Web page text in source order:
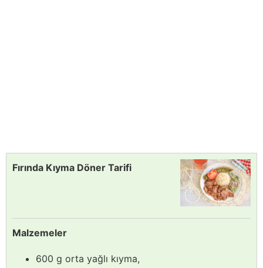
Fırında Kıyma Döner Tarifi
Malzemeler
600 g orta yağlı kıyma,